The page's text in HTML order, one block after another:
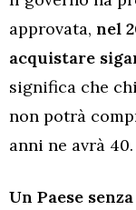
approvata, nel
acquistare
significa che
non potrà
anni ne avrà 40.
Un Paese